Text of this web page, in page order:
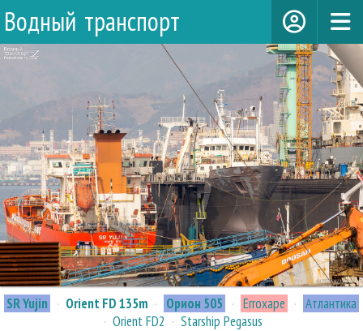
Водный транспорт
SR Yujin · Orient FD 135m · Орион 505 · Erroxape · Атлантика
· Orient FD2 · Starship Pegasus